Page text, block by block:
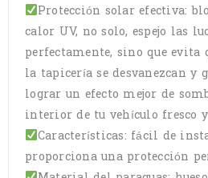
Protección solar efectiva:
calor UV, no solo, espejo las
perfectamente, sino que evita
la tapicería se desvanezcan y
lograr un efecto mejor de
interior de tu vehículo fresco
Características: fácil de
proporciona una protección